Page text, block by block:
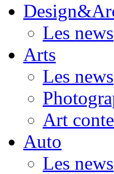
Les news
Arts
Les news
Art
Auto
Les news